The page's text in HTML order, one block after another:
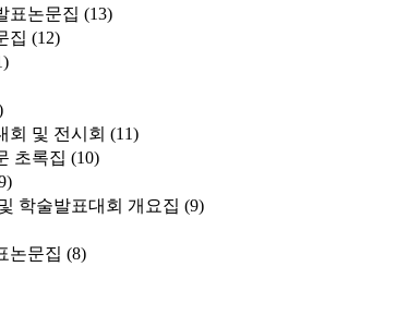
표논문집 (13)
집 (12)
회 및 전시회 (11)
초록집 (10)
학술발표대회 개요집 (9)
논문집 (8)